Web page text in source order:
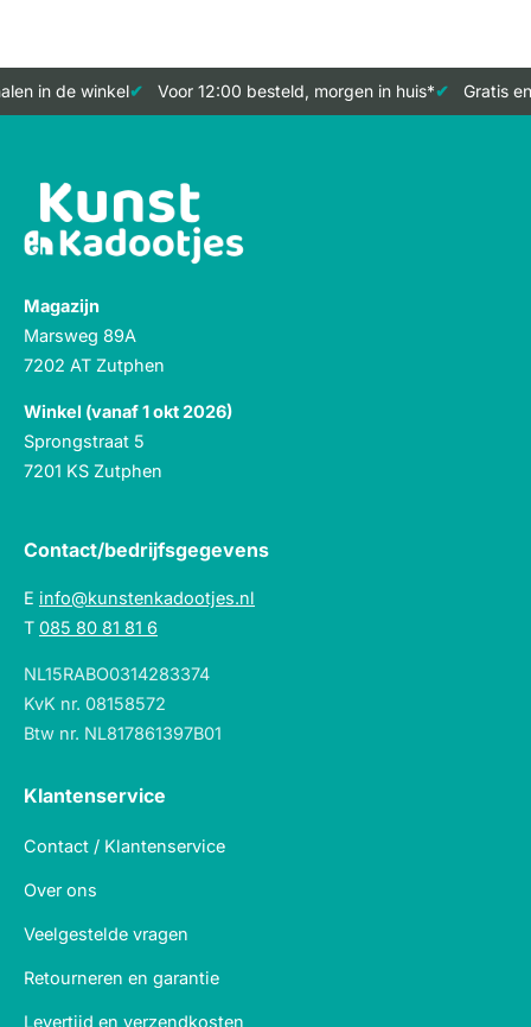
in de winkel Voor 12:00 besteld, morgen in huis* Gratis
Magazijn
Marsweg 89A
7202 AT Zutphen
Winkel (vanaf 1 okt 2026)
Sprongstraat 5
7201 KS Zutphen
Contact/bedrijfsgegevens
E info@kunstenkadootjes.nl
T 085 80 81 81 6
NL15RABO0314283374
KvK nr. 08158572
Btw nr. NL817861397B01
Klantenservice
Contact / Klantenservice
Over ons
Veelgestelde vragen
Retourneren en garantie
Levertijd en verzendkosten